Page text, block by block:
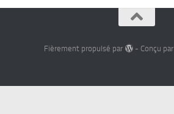
Fièrement propulsé par - Conçu par